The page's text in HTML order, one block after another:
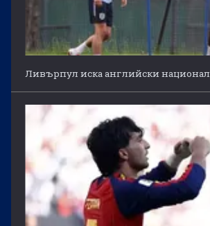
Ливърпул иска английски национал